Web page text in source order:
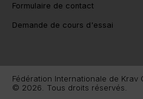
Formulaire de contact
Demande de cours d'essai
Fédération Internationale de Krav
© 2026. Tous droits réservés.